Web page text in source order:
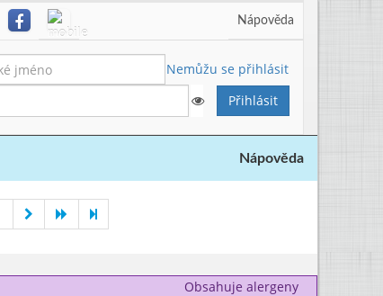
Nápověda
Nemůžu se přihlásit
Nápověda
Obsahuje alergeny